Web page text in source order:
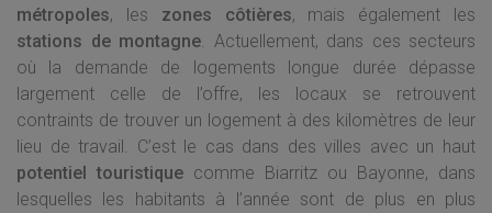
métropoles, les zones côtières, mais également les
stations de montagne. Actuellement, dans ces secteurs
où la demande de logements longue durée dépasse
largement celle de l’offre, les locaux se retrouvent
contraints de trouver un logement à des kilomètres de leur
lieu de travail. C’est le cas dans des villes avec un haut
potentiel touristique comme Biarritz ou Bayonne, dans
lesquelles les habitants à l’année sont de plus en plus